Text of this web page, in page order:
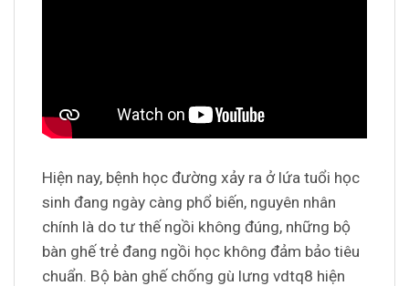
Hiện nay, bệnh học đường xảy ra ở lứa tuổi học
sinh đang ngày càng phổ biến, nguyên nhân
chính là do tư thế ngồi không đúng, những bộ
bàn ghế trẻ đang ngồi học không đảm bảo tiêu
chuẩn. Bộ bàn ghế chống gù lưng vdtq8 hiện